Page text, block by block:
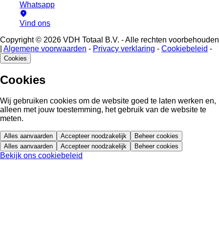
Whatsapp
Vind ons
Copyright © 2026 VDH Totaal B.V. - Alle rechten voorbehouden
Algemene voorwaarden - Privacy verklaring - Cookiebeleid -
Cookies
Cookies
Wij gebruiken cookies om de website goed te laten werken en,
alleen met jouw toestemming, het gebruik van de website te
meten.
Alles aanvaarden Accepteer noodzakelijk
Beheer cookies
Alles aanvaarden
Accepteer noodzakelijk Beheer cookies
Bekijk ons cookiebeleid